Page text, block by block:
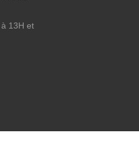
13H et